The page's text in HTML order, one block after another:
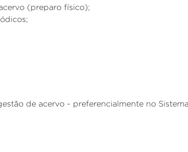
(preparo físico);
de acervo - preferencialmente no